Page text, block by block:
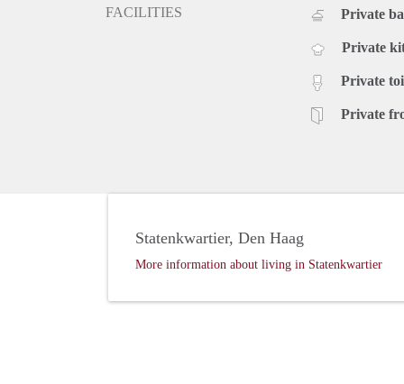
FACILITIES Private
Private
Private
Private
Statenkwartier, Den Haag
More information about living in Statenkwartier